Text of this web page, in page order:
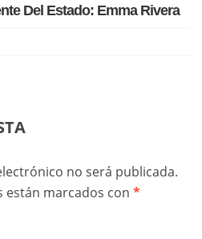
Del Estado: Emma Rivera
no será publicada.
están marcados con *